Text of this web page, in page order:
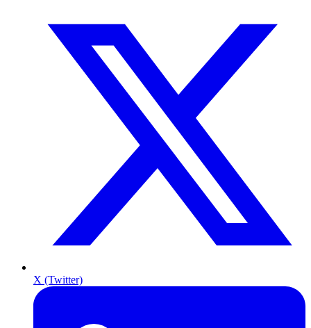
X (Twitter)